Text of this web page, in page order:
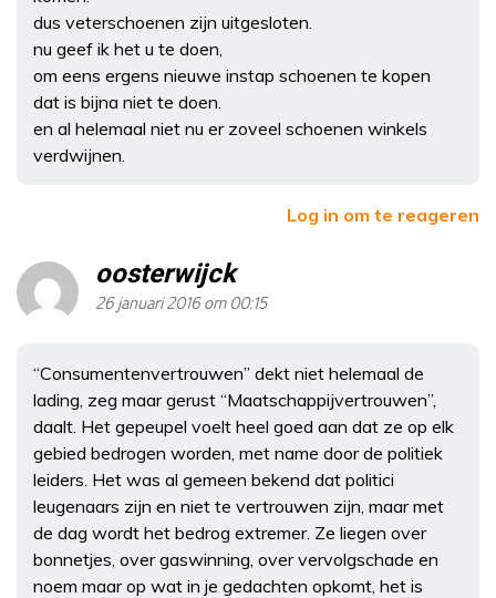
dus veterschoenen zijn uitgesloten.
nu geef ik het u te doen,
om eens ergens nieuwe instap schoenen te kopen
dat is bijna niet te doen.
en al helemaal niet nu er zoveel schoenen winkels
verdwijnen.
Log in om te reageren
oosterwijck
26 januari 2016 om 00:15
“Consumentenvertrouwen” dekt niet helemaal de
lading, zeg maar gerust “Maatschappijvertrouwen”,
daalt. Het gepeupel voelt heel goed aan dat ze op elk
gebied bedrogen worden, met name door de politiek
leiders. Het was al gemeen bekend dat politici
leugenaars zijn en niet te vertrouwen zijn, maar met
de dag wordt het bedrog extremer. Ze liegen over
bonnetjes, over gaswinning, over vervolgschade en
noem maar op wat in je gedachten opkomt, het is